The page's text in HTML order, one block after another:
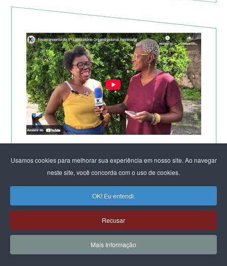
Usamos cookies para melhorar sua experiência em nosso site. Ao navegar
neste site, você concorda com o uso de cookies.
OK! Eu entendi.
Recusar
Mais Informação
DE SALVADOR